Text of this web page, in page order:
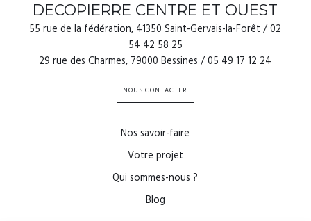
DECOPIERRE CENTRE ET OUEST
55 rue de la fédération, 41350 Saint-Gervais-la-Forêt / 02
54 42 58 25
29 rue des Charmes, 79000 Bessines / 05 49 17 12 24
NOUS CONTACTER
Nos savoir-faire
Votre projet
Qui sommes-nous ?
Blog